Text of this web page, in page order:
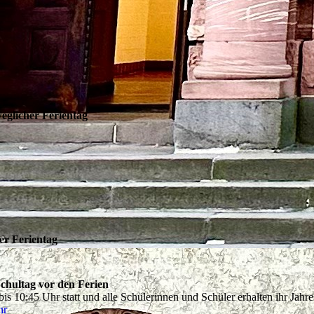
Ferientag
Ferientag
vor den Ferien
10:45 Uhr statt und alle Schülerinnen und Schüler erhalten ihr